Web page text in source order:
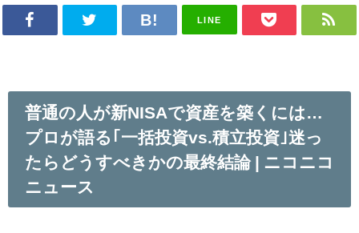
LINE
普通の人が新NISAで資産を築くには…
プロが語る｢一括投資vs.積立投資｣迷っ
たらどうすべきかの最終結論 | ニコニコ
ニュース